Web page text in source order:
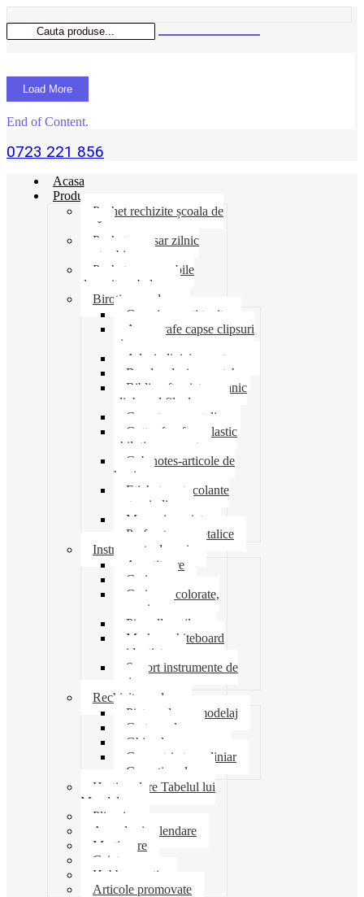
Load More
End of Content.
0723 221 856
Acasa
Produse
Pachet rechizite școala de
vară
Pachet necesar zilnic
pentru birou
Pachet consumabile
depozit-ambalare
Birotica-produse
Cosuri suporti tavite
Ace agrafe capse clipsuri
pioneze
Adeziv lipici corectoare
Banda adeziva-scotch
Biblioraft caiet mecanic
clipboard file dosare
Capsatoare metalice
Cutter foarfeca elastic
ghilotina magnet
Cub notes-articole de
hartie
Etichete autocolante
carton indigo
Mape si serviete
Perforatoare metalice
Instrumente de scris
Ascutitoare
Carioca
Creioane colorate,
mecanice
Pix roller stilou
Marker whiteboard
evidentiator
Suport instrumente de
scris
Rechizite scolare
Pictura desen modelaj
Creta scolara
Ghiozdane penare
Geometrie trusa liniar
Coperti scolare
Harti scolare Tabelul lui
Mendeleev
Plicuri
Agende si calendare
Martisoare
Caiete
Hobby creatie
Articole promovate